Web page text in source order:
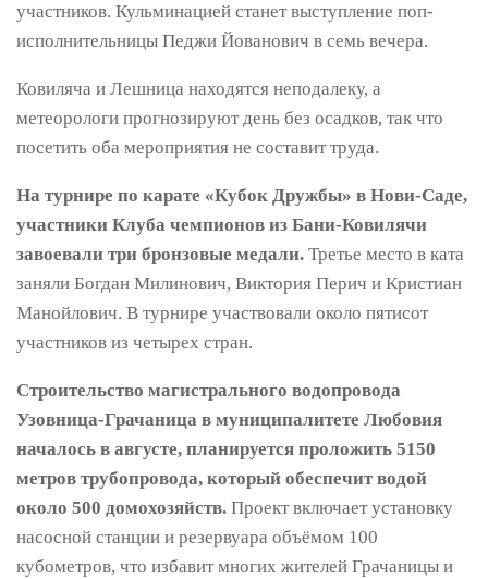
участников. Кульминацией станет выступление поп-
исполнительницы Педжи Йованович в семь вечера.
Ковиляча и Лешница находятся неподалеку, а
метеорологи прогнозируют день без осадков, так что
посетить оба мероприятия не составит труда.
На турнире по карате «Кубок Дружбы» в Нови-Саде,
участники Клуба чемпионов из Бани-Ковилячи
завоевали три бронзовые медали. Третье место в ката
заняли Богдан Милинович, Виктория Перич и Кристиан
Манойлович. В турнире участвовали около пятисот
участников из четырех стран.
Строительство магистрального водопровода
Узовница-Грачаница в муниципалитете Любовия
началось в августе, планируется проложить 5150
метров трубопровода, который обеспечит водой
около 500 домохозяйств. Проект включает установку
насосной станции и резервуара объёмом 100
кубометров, что избавит многих жителей Грачаницы и